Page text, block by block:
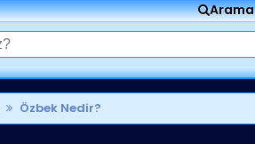
Arama
Özbek Nedir?